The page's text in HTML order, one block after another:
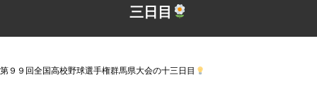
三日目
第９９回全国高校野球選手権群馬県大会の十三日目